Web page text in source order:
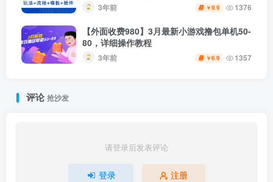
3年前 ￥9.9 1376
【外面收费980】3月最新小游戏撸包单机50-
80，详细操作教程
3年前 ￥6.9 1357
评论抢沙发
请登录后发表评论
登录 注册